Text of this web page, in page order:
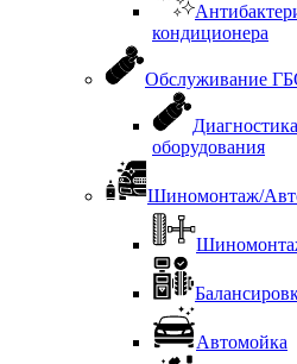
кондиционера
Обслуживание
оборудования
Шиномонтаж/
Автомойка